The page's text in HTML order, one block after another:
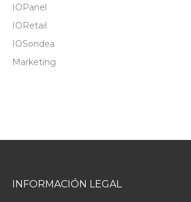
IOPanel
IORetail
IOSondea
Marketing
INFORMACIÓN LEGAL